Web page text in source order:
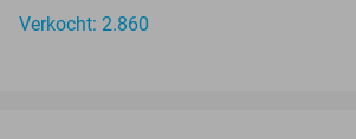
Verkocht: 2.860